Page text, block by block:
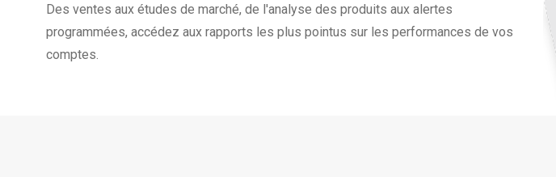
Des ventes aux études de marché, de l'analyse des produits aux alertes
programmées, accédez aux rapports les plus pointus sur les performances de vos
comptes.